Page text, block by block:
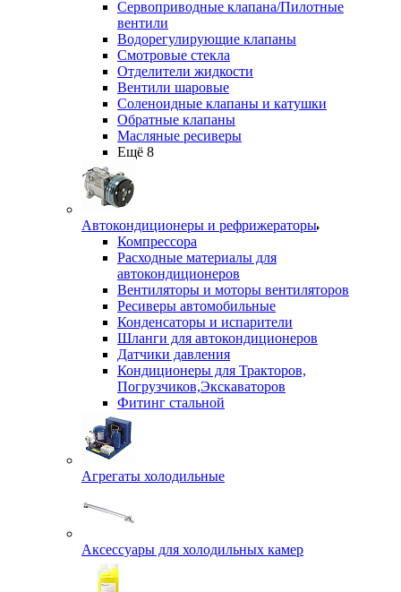
Сервоприводные клапана/Пилотные
вентили
Водорегулирующие клапаны
Смотровые стекла
Отделители жидкости
Вентили шаровые
Соленоидные клапаны и катушки
Обратные клапаны
Масляные ресиверы
Ещё 8
Автокондиционеры и рефрижераторы
Компрессора
Расходные материалы для
автокондиционеров
Вентиляторы и моторы вентиляторов
Ресиверы автомобильные
Конденсаторы и испарители
Шланги для автокондиционеров
Датчики давления
Кондиционеры для Тракторов,
Погрузчиков,Экскаваторов
Фитинг стальной
Агрегаты холодильные
Аксессуары для холодильных камер